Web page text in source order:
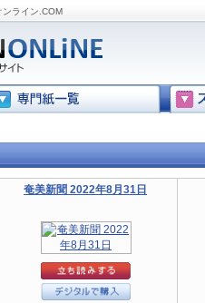
ンライン.COM
奄美新聞 2022年8月31日